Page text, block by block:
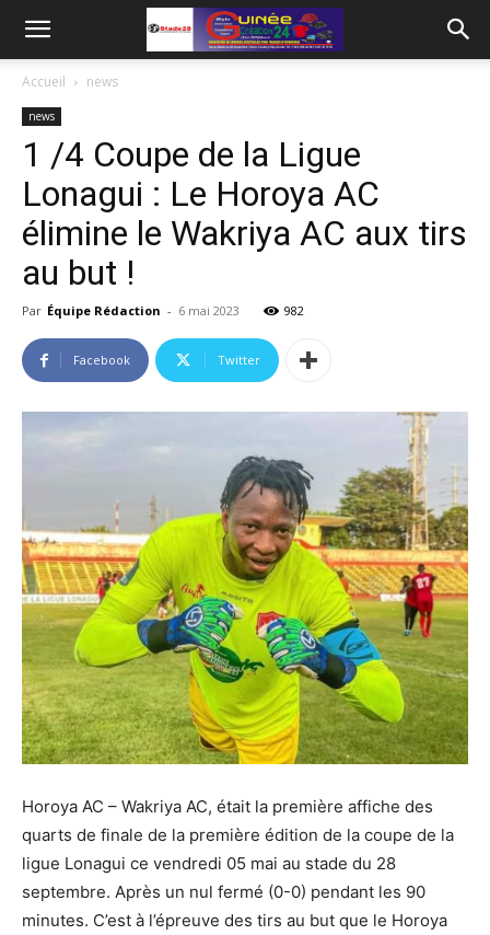
Accueil news
news
1 /4 Coupe de la Ligue
Lonagui : Le Horoya AC
élimine le Wakriya AC aux tirs
au but !
Par Équipe Rédaction - 6 mai 2023 982
Facebook Twitter
Horoya AC – Wakriya AC, était la première affiche des
quarts de finale de la première édition de la coupe de la
ligue Lonagui ce vendredi 05 mai au stade du 28
septembre. Après un nul fermé (0-0) pendant les 90
minutes. C’est à l’épreuve des tirs au but que le Horoya